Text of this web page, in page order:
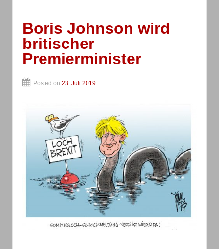
Boris Johnson wird
britischer
Premierminister
Posted on 23. Juli 2019